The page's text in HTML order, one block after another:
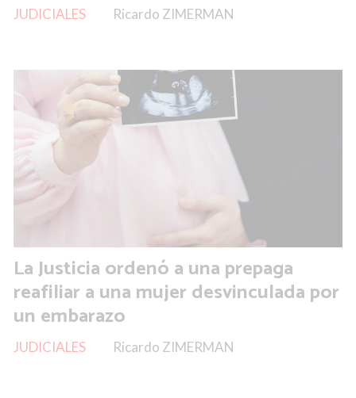
Ricardo ZIMERMAN
JUDICIALES
La Justicia ordenó a una prepaga
reafiliar a una mujer desvinculada por
un embarazo
Ricardo ZIMERMAN
JUDICIALES